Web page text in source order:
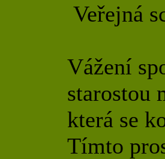
Veřejná
Vážení
starostou
která se
Tímto